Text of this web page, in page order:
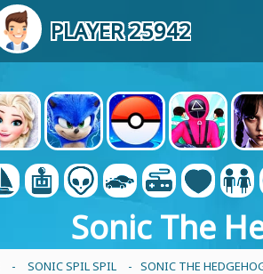
PLAYER 25942
Sonic The
- SONIC SPIL SPIL - SONIC THE